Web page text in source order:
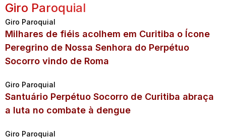
Giro Paroquial
Giro Paroquial
Milhares de fiéis acolhem em Curitiba o Ícone
Peregrino de Nossa Senhora do Perpétuo
Socorro vindo de Roma
Giro Paroquial
Santuário Perpétuo Socorro de Curitiba abraça
a luta no combate à dengue
Giro Paroquial